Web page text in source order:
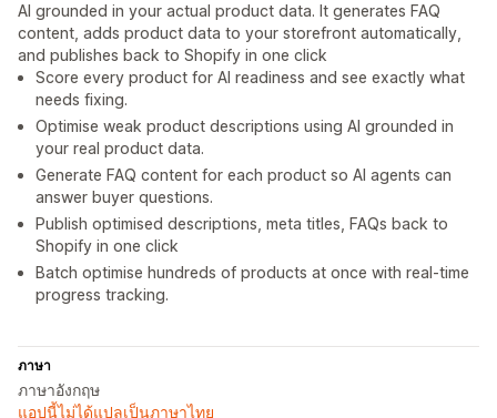
AI grounded in your actual product data. It generates FAQ
content, adds product data to your storefront automatically,
and publishes back to Shopify in one click
Score every product for AI readiness and see exactly what
needs fixing.
Optimise weak product descriptions using AI grounded in
your real product data.
Generate FAQ content for each product so AI agents can
answer buyer questions.
Publish optimised descriptions, meta titles, FAQs back to
Shopify in one click
Batch optimise hundreds of products at once with real-time
progress tracking.
ภาษา
ภาษาอังกฤษ
แอปนี้ไม่ได้แปลเป็นภาษาไทย